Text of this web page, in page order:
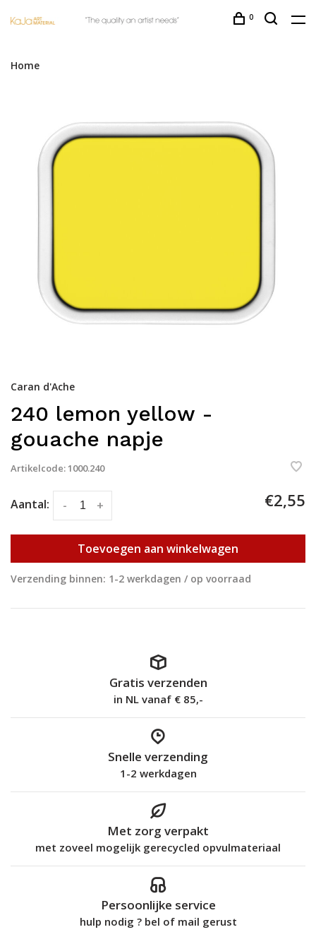
0
Home
Caran d'Ache
240 lemon yellow -
gouache napje
Artikelcode:1000.240
Aantal: +
- €2,55
Toevoegen aan winkelwagen
Verzending binnen: 1-2 werkdagen / op voorraad
Gratis verzenden
in NL vanaf € 85,-
Snelle verzending
1-2 werkdagen
Met zorg verpakt
met zoveel mogelijk gerecycled opvulmateriaal
Persoonlijke service
hulp nodig ? bel of mail gerust